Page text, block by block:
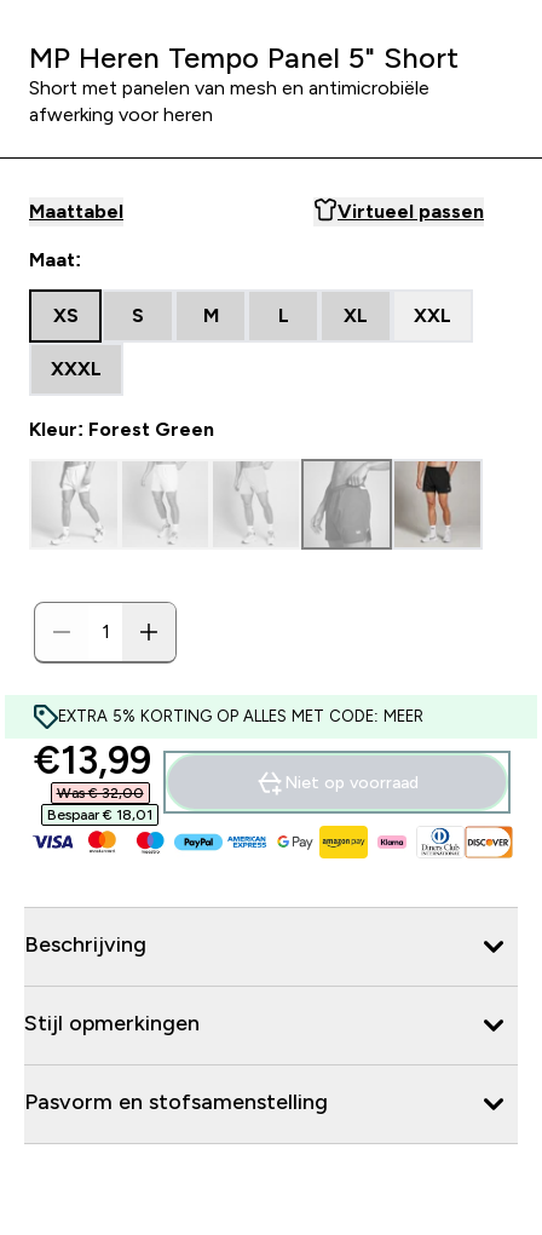
MP Heren Tempo Panel 5" Short
Short met panelen van mesh en antimicrobiële
afwerking voor heren
Maattabel Virtueel passen
Maat:
XS S M L XL XXL
XXXL
Kleur: Forest Green
EXTRA 5% KORTING OP ALLES MET CODE: MEER
discounted price
€13,99‎
Was € 32,00‎
Bespaar € 18,01‎
Niet op voorraad
Beschrijving
Stijl opmerkingen
Pasvorm en stofsamenstelling